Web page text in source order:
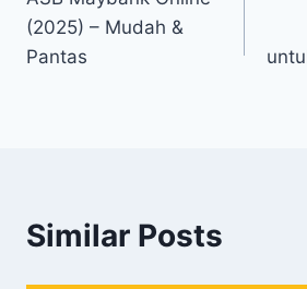
(2025) – Mudah &
Pantas
Similar Posts